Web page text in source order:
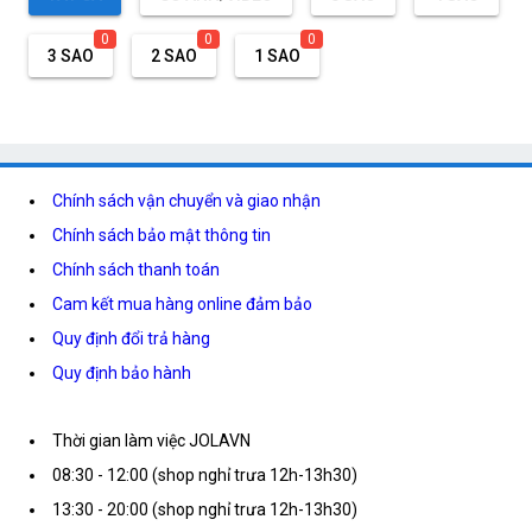
3 SAO
0
2 SAO
0
1 SAO
0
Chính sách vận chuyển và giao nhận
Chính sách bảo mật thông tin
Chính sách thanh toán
Cam kết mua hàng online đảm bảo
Quy định đổi trả hàng
Quy định bảo hành
Thời gian làm việc JOLAVN
08:30 - 12:00 (shop nghỉ trưa 12h-13h30)
13:30 - 20:00 (shop nghỉ trưa 12h-13h30)